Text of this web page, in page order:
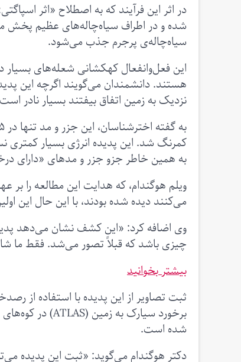
در اثر این فرآیند که به اصطلاح «اثر
شده و در اطراف سیاه‌چاله‌های عظیم پخش
سیاه‌چاله‌ی پرجرم جذب می‌شود.
این فعل‌و‌انفعال کهکشانی شعله‌های
هستند. دانشمندان می‌گویند اگرچه این
نزدیک به زمین اتفاق بیفتند بسیار نادر
کمرنگ شد. این پدیده انرژی بسیار کمتری
به همین خاطر جزو جزر و مدهای «دارای
ویلم هوگندام، که هدایت این مطالعه را بر
می‌کنند دیده شده بودند، با این حال این
وی اضافه کرد: «این کشف نشان می‌دهد پدیده
چیزی باشد که قبلاً تصور می‌شد. فقط ما
بیشتر بخوانید
ثبت تصاویر از این پدیده با استفاده‌ از
شده است.
دکتر هوگندام می‌گوید: «ثبت این پدیده